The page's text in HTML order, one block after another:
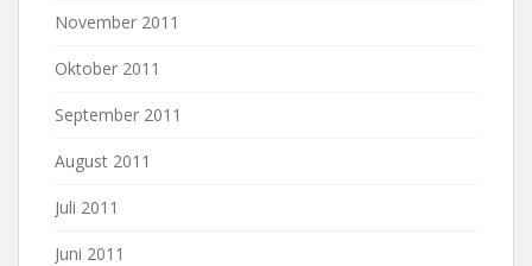
November 2011
Oktober 2011
September 2011
August 2011
Juli 2011
Juni 2011